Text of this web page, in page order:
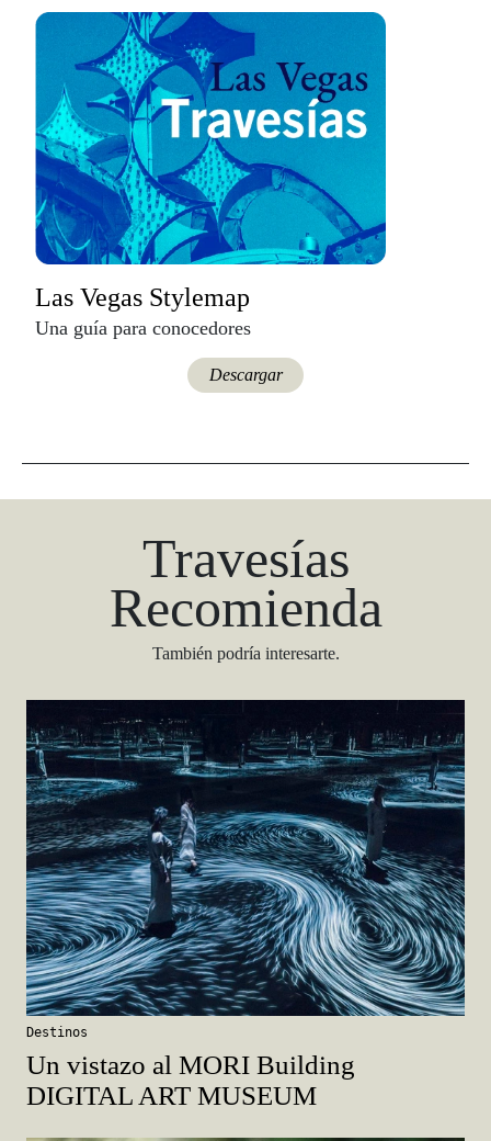
Las Vegas Stylemap
Una guía para conocedores
Descargar
Travesías
Recomienda
También podría interesarte.
Destinos
Un vistazo al MORI Building
DIGITAL ART MUSEUM